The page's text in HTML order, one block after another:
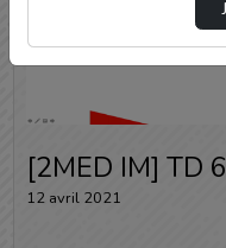
[2MED IM] TD
12 avril 2021